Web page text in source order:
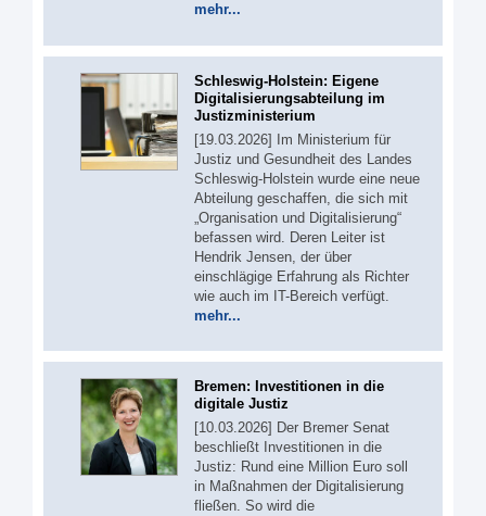
mehr...
Schleswig-Holstein: Eigene
Digitalisierungsabteilung im
Justizministerium
[19.03.2026] Im Ministerium für
Justiz und Gesundheit des Landes
Schleswig-Holstein wurde eine neue
Abteilung geschaffen, die sich mit
„Organisation und Digitalisierung“
befassen wird. Deren Leiter ist
Hendrik Jensen, der über
einschlägige Erfahrung als Richter
wie auch im IT-Bereich verfügt.
mehr...
Bremen: Investitionen in die
digitale Justiz
[10.03.2026] Der Bremer Senat
beschließt Investitionen in die
Justiz: Rund eine Million Euro soll
in Maßnahmen der Digitalisierung
fließen. So wird die